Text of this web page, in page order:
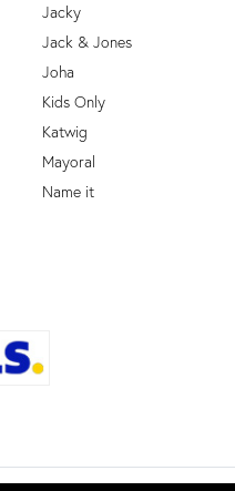
Jacky
Jack & Jones
Joha
Kids Only
Katwig
Mayoral
Name it